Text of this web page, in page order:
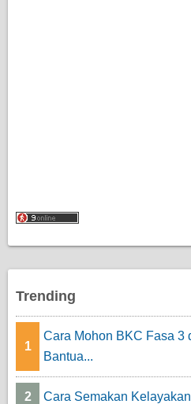
Trending
1
Cara Mohon BKC Fasa 3
Bantua...
2 Cara Semakan